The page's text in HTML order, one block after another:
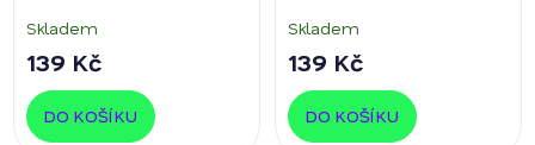
ůSkladem
139 Kč
DO KOŠÍKU
Skladem
139 Kč
DO KOŠÍKU